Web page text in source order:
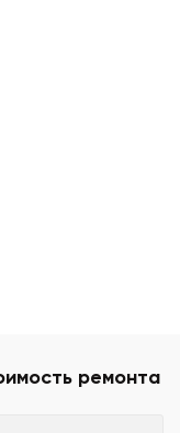
ремонта